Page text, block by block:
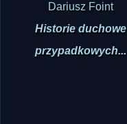
Dariusz Foint
Historie duchowe
przypadkowych...